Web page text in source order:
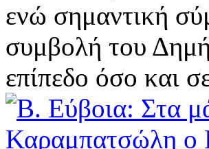
ενώ σημαντική
συμβολή του
επίπεδο όσο και